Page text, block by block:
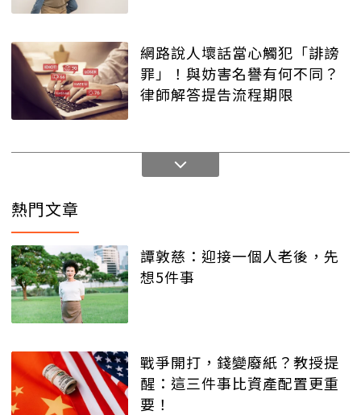
網路說人壞話當心觸犯「誹謗
罪」！與妨害名譽有何不同？
律師解答提告流程期限
熱門文章
譚敦慈：迎接一個人老後，先
想5件事
戰爭開打，錢變廢紙？教授提
醒：這三件事比資產配置更重
要！